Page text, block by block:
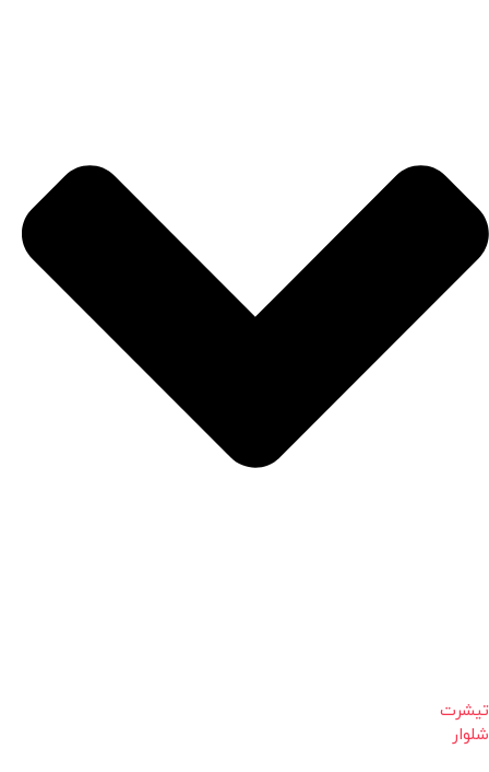
تیشرت
شلوار